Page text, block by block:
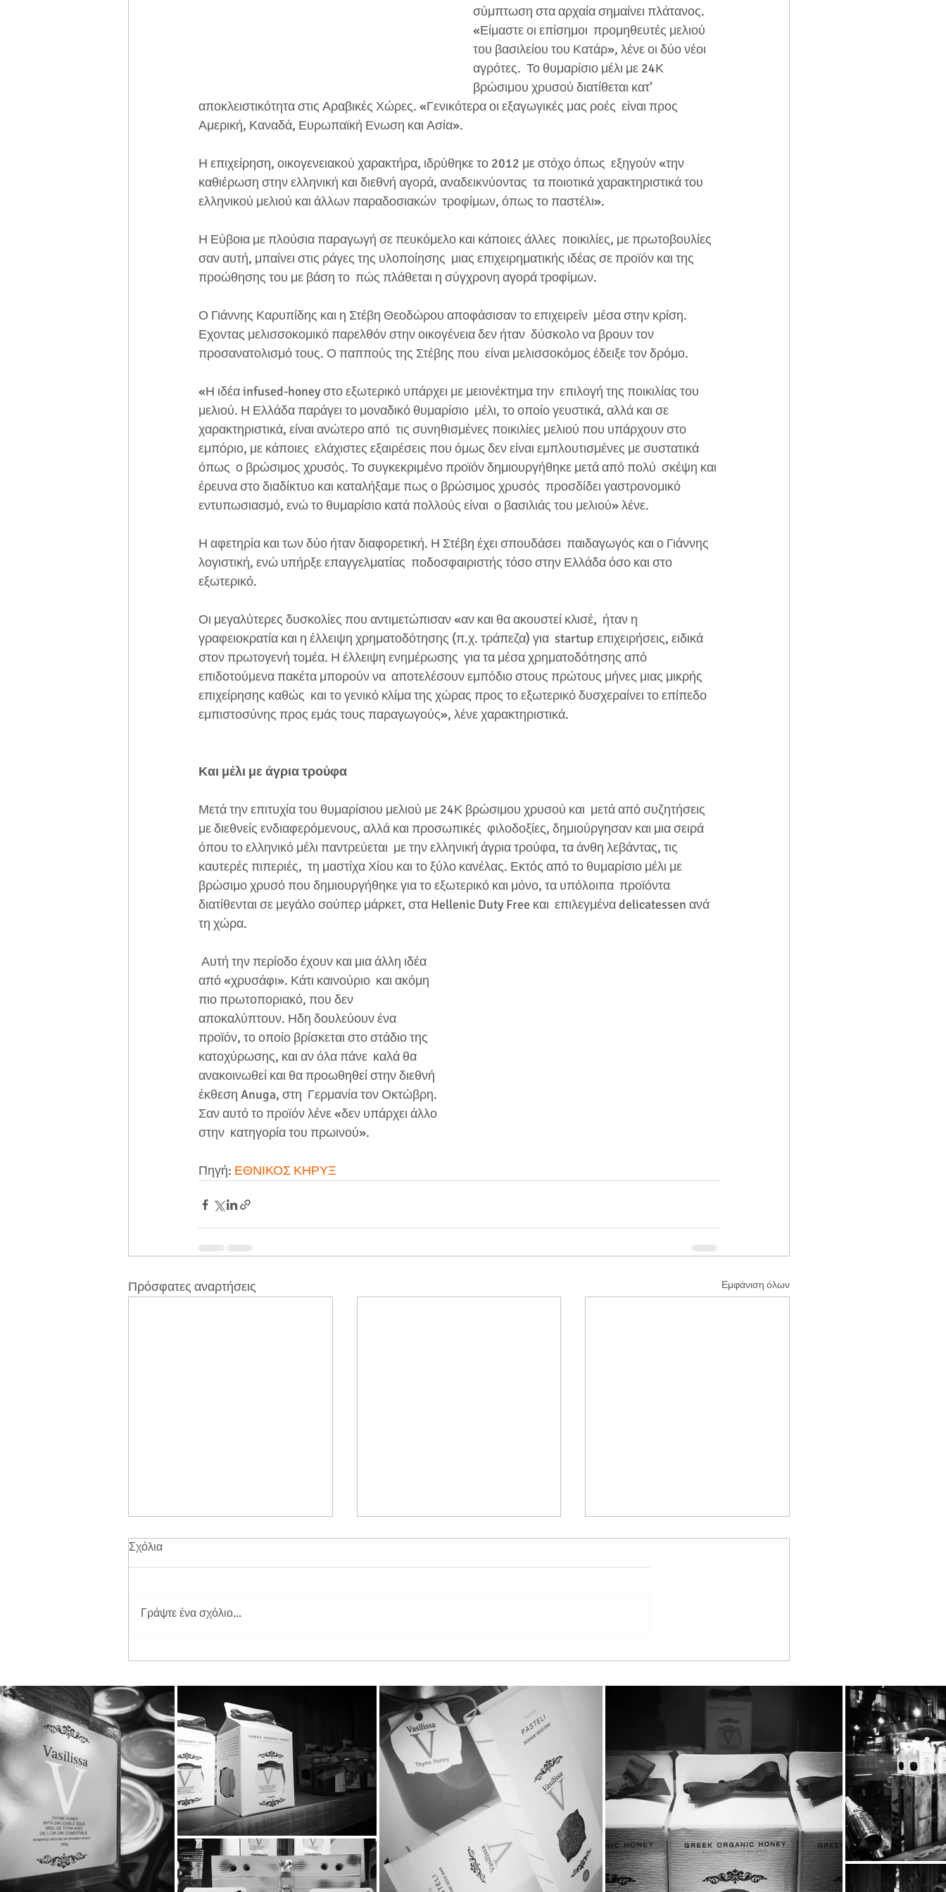
σύμπτωση στα αρχαία σημαίνει πλάτανος.
«Είμαστε οι επίσημοι  προμηθευτές μελιού
του βασιλείου του Κατάρ», λένε οι δύο νέοι
αγρότες.  Το θυμαρίσιο μέλι με 24Κ
βρώσιμου χρυσού διατίθεται κατ’
αποκλειστικότητα στις Αραβικές Χώρες. «Γενικότερα οι εξαγωγικές μας ροές  είναι προς
Αμερική, Καναδά, Ευρωπαϊκή Ενωση και Ασία».
Η επιχείρηση, οικογενειακού χαρακτήρα, ιδρύθηκε το 2012 με στόχο όπως  εξηγούν «την
καθιέρωση στην ελληνική και διεθνή αγορά, αναδεικνύοντας  τα ποιοτικά χαρακτηριστικά του
ελληνικού μελιού και άλλων παραδοσιακών  τροφίμων, όπως το παστέλι».
Η Εύβοια με πλούσια παραγωγή σε πευκόμελο και κάποιες άλλες  ποικιλίες, με πρωτοβουλίες
σαν αυτή, μπαίνει στις ράγες της υλοποίησης  μιας επιχειρηματικής ιδέας σε προϊόν και της
προώθησης του με βάση το  πώς πλάθεται η σύγχρονη αγορά τροφίμων.
Ο Γιάννης Καρυπίδης και η Στέβη Θεοδώρου αποφάσισαν το επιχειρείν  μέσα στην κρίση.
Εχοντας μελισσοκομικό παρελθόν στην οικογένεια δεν ήταν  δύσκολο να βρουν τον
προσανατολισμό τους. Ο παππούς της Στέβης που  είναι μελισσοκόμος έδειξε τον δρόμο.
«Η ιδέα infused-honey στο εξωτερικό υπάρχει με μειονέκτημα την  επιλογή της ποικιλίας του
μελιού. Η Ελλάδα παράγει το μοναδικό θυμαρίσιο  μέλι, το οποίο γευστικά, αλλά και σε
χαρακτηριστικά, είναι ανώτερο από  τις συνηθισμένες ποικιλίες μελιού που υπάρχουν στο
εμπόριο, με κάποιες  ελάχιστες εξαιρέσεις που όμως δεν είναι εμπλουτισμένες με συστατικά
όπως  ο βρώσιμος χρυσός. Το συγκεκριμένο προϊόν δημιουργήθηκε μετά από πολύ  σκέψη και
έρευνα στο διαδίκτυο και καταλήξαμε πως ο βρώσιμος χρυσός  προσδίδει γαστρονομικό
εντυπωσιασμό, ενώ το θυμαρίσιο κατά πολλούς είναι  ο βασιλιάς του μελιού» λένε.
Η αφετηρία και των δύο ήταν διαφορετική. Η Στέβη έχει σπουδάσει  παιδαγωγός και ο Γιάννης
λογιστική, ενώ υπήρξε επαγγελματίας  ποδοσφαιριστής τόσο στην Ελλάδα όσο και στο
εξωτερικό.
Οι μεγαλύτερες δυσκολίες που αντιμετώπισαν «αν και θα ακουστεί κλισέ,  ήταν η
γραφειοκρατία και η έλλειψη χρηματοδότησης (π.χ. τράπεζα) για  startup επιχειρήσεις, ειδικά
στον πρωτογενή τομέα. Η έλλειψη ενημέρωσης  για τα μέσα χρηματοδότησης από
επιδοτούμενα πακέτα μπορούν να  αποτελέσουν εμπόδιο στους πρώτους μήνες μιας μικρής
επιχείρησης καθώς  και το γενικό κλίμα της χώρας προς το εξωτερικό δυσχεραίνει το επίπεδο
εμπιστοσύνης προς εμάς τους παραγωγούς», λένε χαρακτηριστικά.
Και μέλι με άγρια τρούφα
Μετά την επιτυχία του θυμαρίσιου μελιού με 24Κ βρώσιμου χρυσού και  μετά από συζητήσεις
με διεθνείς ενδιαφερόμενους, αλλά και προσωπικές  φιλοδοξίες, δημιούργησαν και μια σειρά
όπου το ελληνικό μέλι παντρεύεται  με την ελληνική άγρια τρούφα, τα άνθη λεβάντας, τις
καυτερές πιπεριές,  τη μαστίχα Χίου και το ξύλο κανέλας. Εκτός από το θυμαρίσιο μέλι με
βρώσιμο χρυσό που δημιουργήθηκε για το εξωτερικό και μόνο, τα υπόλοιπα  προϊόντα
διατίθενται σε μεγάλο σούπερ μάρκετ, στα Hellenic Duty Free και  επιλεγμένα delicatessen ανά
τη χώρα.
από «χρυσάφι». Κάτι καινούριο  και ακόμη
πιο πρωτοποριακό, που δεν
αποκαλύπτουν. Ηδη δουλεύουν ένα
προϊόν, το οποίο βρίσκεται στο στάδιο της
κατοχύρωσης, και αν όλα πάνε  καλά θα
ανακοινωθεί και θα προωθηθεί στην διεθνή
έκθεση Anuga, στη  Γερμανία τον Οκτώβρη.
Σαν αυτό το προϊόν λένε «δεν υπάρχει άλλο
στην  κατηγορία του πρωινού».
Πηγή: ΕΘΝΙΚΟΣ ΚΗΡΥΞ
Πρόσφατες αναρτήσεις Εμφάνιση όλων
Exports Awards 2026
ξεχωριστή εμπειρία για 50
μικρούς φίλους
Καινούργιου
Σχόλια
Γράψτε ένα σχόλιο...